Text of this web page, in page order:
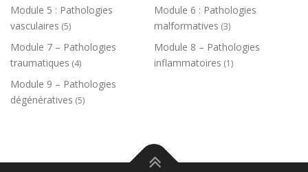
Module 5 : Pathologies
vasculaires (5)
Module 6 : Pathologies
malformatives (3)
Module 7 – Pathologies
traumatiques (4)
Module 8 – Pathologies
inflammatoires (1)
Module 9 – Pathologies
dégénératives (5)